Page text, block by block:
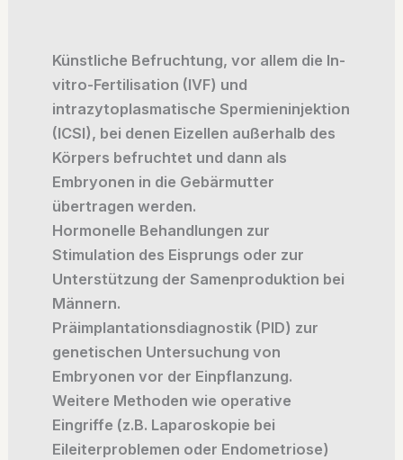
Künstliche Befruchtung, vor allem die In-
vitro-Fertilisation (IVF) und
intrazytoplasmatische Spermieninjektion
(ICSI), bei denen Eizellen außerhalb des
Körpers befruchtet und dann als
Embryonen in die Gebärmutter
übertragen werden.
Hormonelle Behandlungen zur
Stimulation des Eisprungs oder zur
Unterstützung der Samenproduktion bei
Männern.
Präimplantationsdiagnostik (PID) zur
genetischen Untersuchung von
Embryonen vor der Einpflanzung.
Weitere Methoden wie operative
Eingriffe (z.B. Laparoskopie bei
Eileiterproblemen oder Endometriose)